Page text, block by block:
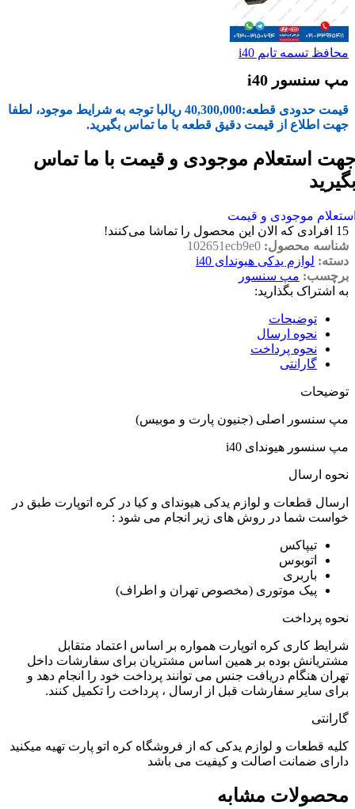
محافظ تسمه تایم i40
مپ سنسور i40
قیمت حدودی قطعه:40,300,000 ریالبا توجه به شرایط موجود، لطفا
جهت اطلاع از قیمت دقیق قطعه با ما تماس بگیرید.
استعلام موجودی و قیمت با ما تماس
موجودی و قیمت
15 افرادی که الان این محصول را تماشا می‌کنند!
شناسه محصول: 102651ecb9e0
دسته: لوازم یدکی هیوندای i40
برچسب: مپ سنسور
به اشتراک بگذارید:
توضیحات
نحوه ارسال
نحوه پرداخت
گارانتی
توضیحات
مپ سنسور اصلی (جنیون پارت و موبیس)
مپ سنسور هیوندای i40
نحوه ارسال
ارسال قطعات و لوازم یدکی هیوندای و کیا در کره اتوپارت طبق در
خواست شما در روش های زیر انجام می شود :
تیپاکس
اتوبوس
باربری
پیک موتوری (مخصوص تهران و اطراف)
نحوه پرداخت
شرایط کاری کره اتوپارت همواره بر اساس اعتماد متقابل
مشتریانش بوده بر همین اساس مشتریان برای سفارشات داخل
تهران هنگام دریافت جنس می توانند پرداخت خود را انجام دهد و
برای سایر سفارشات قبل از ارسال ، پرداخت را تکمیل کنند.
گارانتی
کلیه قطعات و لوازم یدکی که از فروشگاه کره اتو پارت تهیه میکنید
دارای ضمانت اصالت و کیفیت می باشد
محصولات مشابه